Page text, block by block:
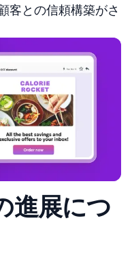
客との信頼構築がさ
進展につ